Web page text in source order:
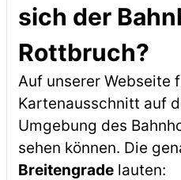
sich der
Rottbruch?
Auf unserer Webseite
Kartenausschnitt auf
Umgebung des
sehen können. Die
Breitengradelauten: